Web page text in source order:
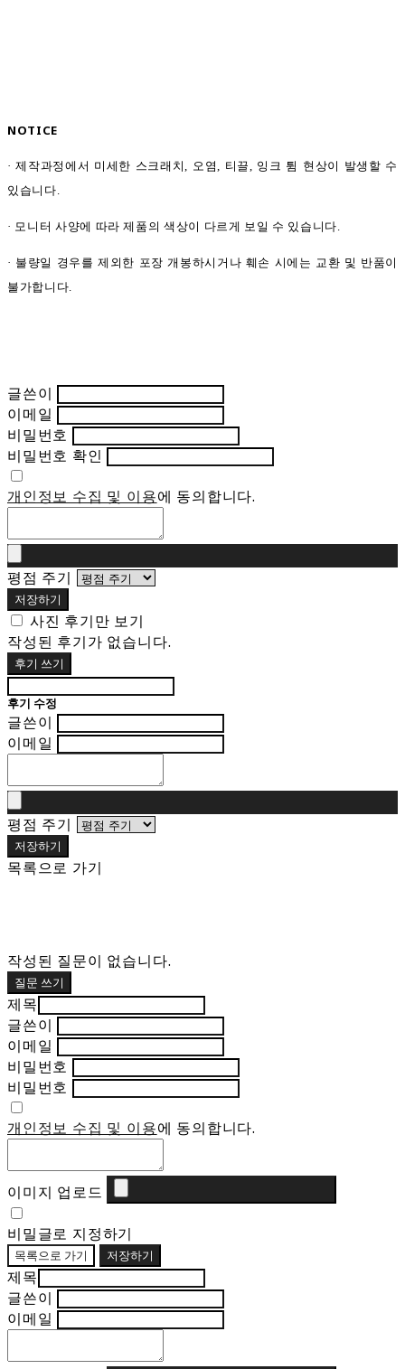
NOTICE
· 제작과정에서 미세한 스크래치, 오염, 티끌, 잉크 튐 현상이 발생할 수
있습니다.
· 모니터 사양에 따라 제품의 색상이 다르게 보일 수 있습니다.
· 불량일 경우를 제외한 포장 개봉하시거나 훼손 시에는 교환 및 반품이
불가합니다.
글쓴이
이메일
비밀번호
비밀번호 확인
개인정보 수집 및 이용에 동의합니다.
평점 주기
저장하기
사진 후기만 보기
작성된 후기가 없습니다.
후기 쓰기
후기 수정
글쓴이
이메일
평점 주기
저장하기
목록으로 가기
작성된 질문이 없습니다.
질문 쓰기
제목
글쓴이
이메일
비밀번호
비밀번호
개인정보 수집 및 이용에 동의합니다.
이미지 업로드
비밀글로 지정하기
목록으로 가기 저장하기
제목
글쓴이
이메일